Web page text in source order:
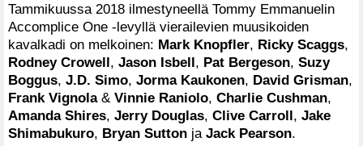
Tammikuussa 2018 ilmestyneellä Tommy Emmanuelin
Accomplice One -levyllä vierailevien muusikoiden
kavalkadi on melkoinen: Mark Knopfler, Ricky Scaggs,
Rodney Crowell, Jason Isbell, Pat Bergeson, Suzy
Boggus, J.D. Simo, Jorma Kaukonen, David Grisman,
Frank Vignola& Vinnie Raniolo, Charlie Cushman,
Amanda Shires, Jerry Douglas, Clive Carroll, Jake
Shimabukuro, Bryan Sutton ja Jack Pearson.